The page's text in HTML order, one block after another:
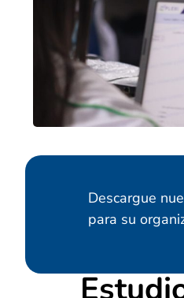
Descargue
para su